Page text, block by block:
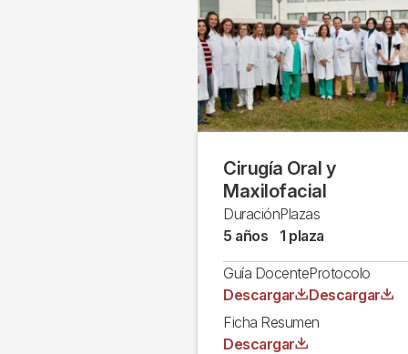
Cirugía Oral y
Maxilofacial
Duración
5 años
Plazas
1 plaza
Guía Docente
Archivo
Descargar
Protocolo
Archivo
Descargar
Ficha Resumen
Archivo
Descargar